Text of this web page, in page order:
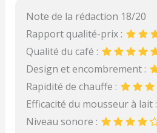
Note de la rédaction 18/20
Rapport qualité-prix :
Qualité du café :
Design et encombrement :
Rapidité de chauffe :
Efficacité du mousseur à lait :
Niveau sonore :